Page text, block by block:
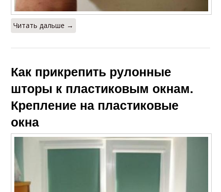
Читать дальше →
Как прикрепить рулонные
шторы к пластиковым окнам.
Крепление на пластиковые
окна